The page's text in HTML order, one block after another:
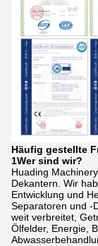
Häufig gestellte
1Wer sind wir?
Huading
Dekantern. Wir
Entwicklung und
Separatoren und -
weit verbreitet,
Ölfelder, Energie,